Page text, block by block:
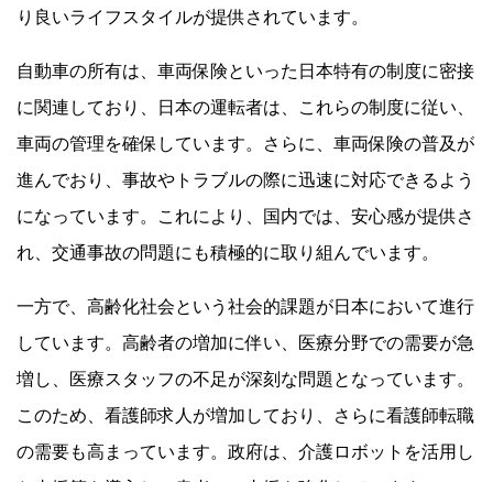
り良いライフスタイルが提供されています。
自動車の所有は、車両保険といった日本特有の制度に密接
に関連しており、日本の運転者は、これらの制度に従い、
車両の管理を確保しています。さらに、車両保険の普及が
進んでおり、事故やトラブルの際に迅速に対応できるよう
になっています。これにより、国内では、安心感が提供さ
れ、交通事故の問題にも積極的に取り組んでいます。
一方で、高齢化社会という社会的課題が日本において進行
しています。高齢者の増加に伴い、医療分野での需要が急
増し、医療スタッフの不足が深刻な問題となっています。
このため、看護師求人が増加しており、さらに看護師転職
の需要も高まっています。政府は、介護ロボットを活用し